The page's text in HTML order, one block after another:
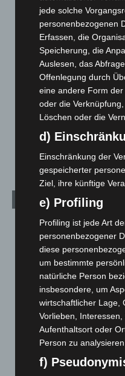
6. August 2026
Region Hannover: 21
Roten Kreuz
5. August 2026
Mann läuft mit
Zeugen
5. August 2026
Celle: Mensch stirbt bei
Kategorien
Blaulicht
Corona-News
Hannover und Region
Langenhagen und
Leserbriefe
Menschen
Über uns
jede solche
personenbezogenen
Erfassen, die
Speicherung, die
Auslesen, das
Offenlegung durch
eine andere Form
oder die
Löschen oder die
d)
Einschränkung der
gespeicherter
Ziel, ihre künftige
e) Profiling
Profiling ist jede Art
personenbezogener
diese
um bestimmte
natürliche Person
insbesondere, um
wirtschaftlicher Lage,
Vorlieben, Interessen,
Aufenthaltsort oder
Person zu
f)